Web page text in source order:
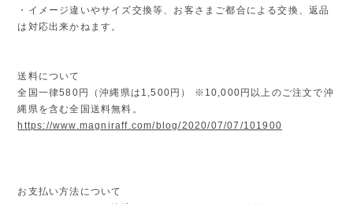
・イメージ違いやサイズ交換等、お客さまご都合による交換、返品
は対応出来かねます。
送料について
全国一律580円（沖縄県は1,500円） ※10,000円以上のご注文で沖
縄県を含む全国送料無料。
https://www.magniraff.com/blog/2020/07/07/101900
お支払い方法について